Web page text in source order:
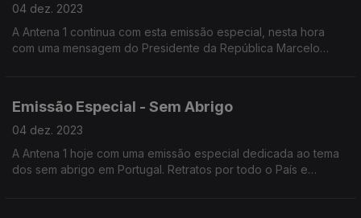
04 dez. 2023
A Antena 1 continua com esta emissão especial, nesta hora
com uma mensagem do Presidente da República Marcelo
Emissão Especial - Sem Abrigo
04 dez. 2023
A Antena 1 hoje com uma emissão especial dedicada ao tema
dos sem abrigo em Portugal. Retratos por todo o País e